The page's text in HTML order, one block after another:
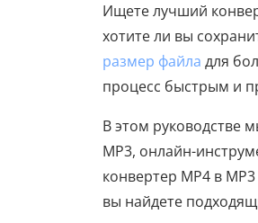
Ищете лучший
хотите ли вы
размер файла для
процесс быстрым и
В этом руководстве
MP3, онлайн-
конвертер MP4 в
вы найдете